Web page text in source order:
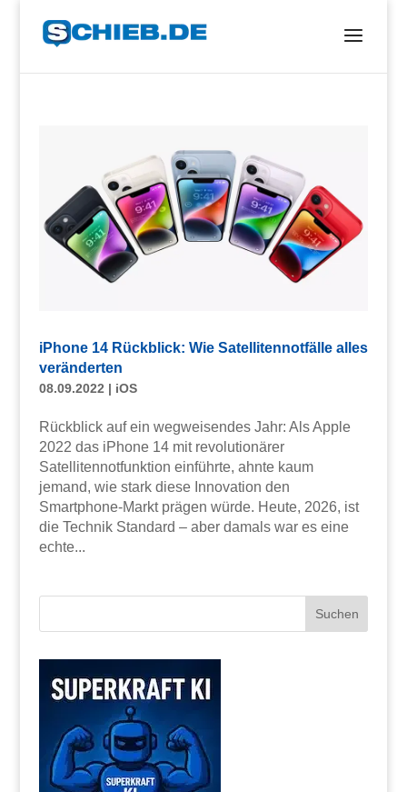
iPhone 14 Rückblick: Wie Satellitennotfälle alles
veränderten
08.09.2022 | iOS
Rückblick auf ein wegweisendes Jahr: Als Apple
2022 das iPhone 14 mit revolutionärer
Satellitennotfunktion einführte, ahnte kaum
jemand, wie stark diese Innovation den
Smartphone-Markt prägen würde. Heute, 2026, ist
die Technik Standard – aber damals war es eine
echte...